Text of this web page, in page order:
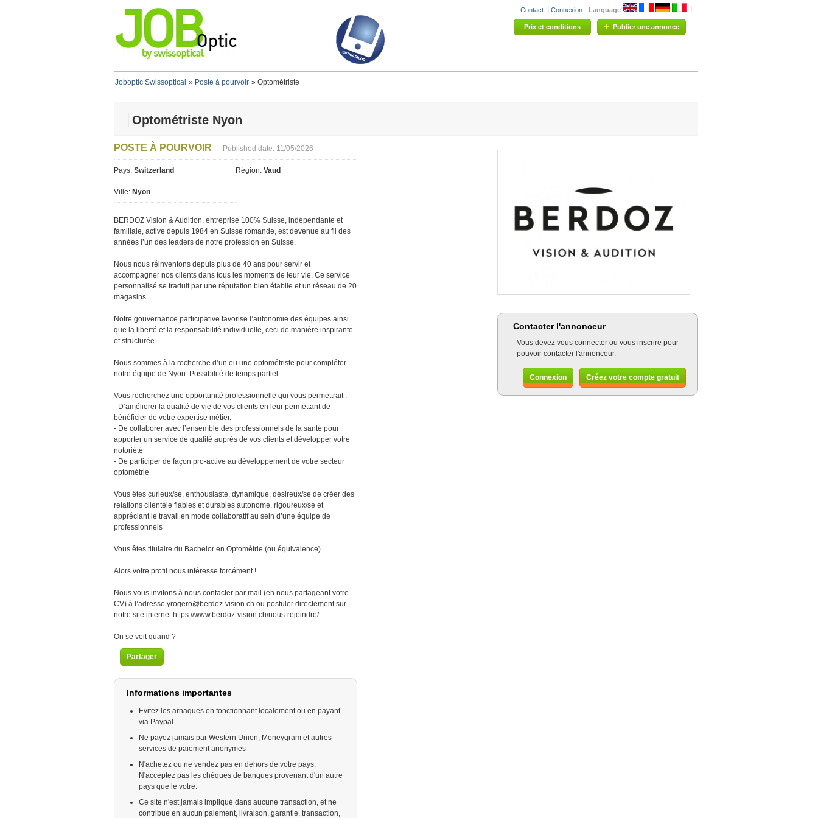
Contact Connexion Language
Publier une annonce
Prix et conditions
Joboptic Swissoptical » Poste à pourvoir » Optométriste
Optométriste Nyon
POSTE À POURVOIR Published date: 11/05/2026
Pays: Switzerland Région: Vaud
Ville: Nyon
BERDOZ Vision & Audition, entreprise 100% Suisse, indépendante et
familiale, active depuis 1984 en Suisse romande, est devenue au fil des
années l’un des leaders de notre profession en Suisse.
Nous nous réinventons depuis plus de 40 ans pour servir et
accompagner nos clients dans tous les moments de leur vie. Ce service
personnalisé se traduit par une réputation bien établie et un réseau de 20
magasins.
Notre gouvernance participative favorise l’autonomie des équipes ainsi
que la liberté et la responsabilité individuelle, ceci de manière inspirante
et structurée.
Nous sommes à la recherche d’un ou une optométriste pour compléter
notre équipe de Nyon. Possibilité de temps partiel
Vous recherchez une opportunité professionnelle qui vous permettrait :
- D’améliorer la qualité de vie de vos clients en leur permettant de
bénéficier de votre expertise métier.
- De collaborer avec l’ensemble des professionnels de la santé pour
apporter un service de qualité auprès de vos clients et développer votre
notoriété
- De participer de façon pro-active au développement de votre secteur
optométrie
Vous êtes curieux/se, enthousiaste, dynamique, désireux/se de créer des
relations clientèle fiables et durables autonome, rigoureux/se et
appréciant le travail en mode collaboratif au sein d’une équipe de
professionnels
Vous êtes titulaire du Bachelor en Optométrie (ou équivalence)
Alors votre profil nous intéresse forcément !
Nous vous invitons à nous contacter par mail (en nous partageant votre
CV) à l’adresse yrogero@berdoz-vision.ch ou postuler directement sur
notre site internet https://www.berdoz-vision.ch/nous-rejoindre/
On se voit quand ?
Partager
Informations importantes
Evitez les arnaques en fonctionnant localement ou en payant
via Paypal
Ne payez jamais par Western Union, Moneygram et autres
services de paiement anonymes
N'achetez ou ne vendez pas en dehors de votre pays.
N'acceptez pas les chèques de banques provenant d'un autre
pays que le votre.
Ce site n'est jamais impliqué dans aucune transaction, et ne
contribue en aucun paiement, livraison, garantie, transaction,
Contacter l'annonceur
Vous devez vous connecter ou vous inscrire pour
pouvoir contacter l'annonceur.
Connexion Créez votre compte gratuit